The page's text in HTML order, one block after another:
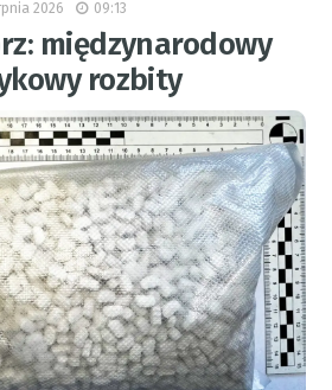
2026 09:13
międzynarodowy
rozbity